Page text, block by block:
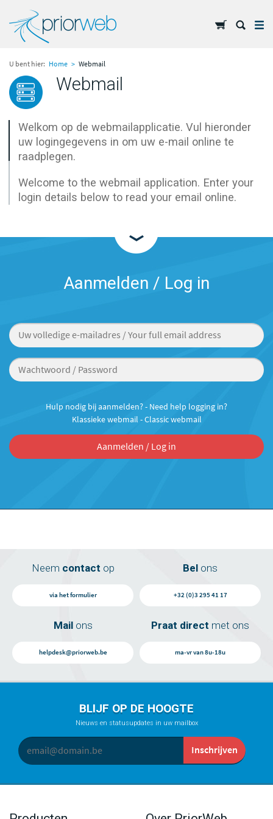
HOME
HOSTING
DOMEINNAMEN
E-MAIL
SUPPORT
Blog
Extra diensten
Aanmelden live chat
U bent hier: Home Webmail
Webmail
Welkom op de webmailapplicatie. Vul hieronder
uw logingegevens in om uw e-mail online te
raadplegen.
Welcome to the webmail application. Enter your
login details below to read your email online.
Aanmelden / Log in
Hulp nodig bij aanmelden? - Need help logging in?
Klassieke webmail - Classic webmail
Aanmelden / Log in
Neem contact op
via het formulier
Bel ons
+32 (0)3 295 41 17
Mailons
helpdesk@priorweb.be
Praat direct met ons
ma-vr van 8u-18u
BLIJF OP DE HOOGTE
Nieuws en statusupdates in uw mailbox